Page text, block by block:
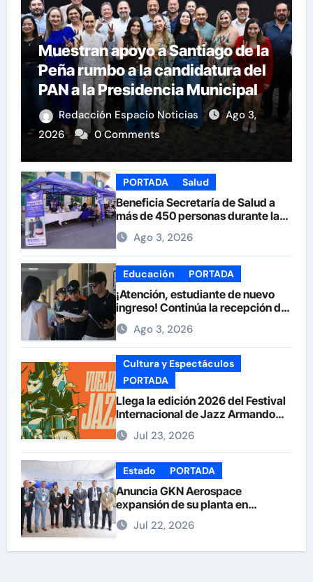
Muestran apoyo a Santiago de la
Peña rumbo a la candidatura del
PAN a la Presidencia Municipal
Redacción Espacio Noticias
Ago 3,
2026
0 Comments
PORTADA Salud
Beneficia Secretaría de Salud a
más de 450 personas durante la
Feria de la Salud en la Plaza de
ArmasAgo 3, 2026
Educación PORTADA
¡Atención, estudiante de nuevo
ingreso! Continúa la recepción de
documentos en la UACH.
Ago 3, 2026
Cultura y Espectáculos
PORTADA
Llega la edición 2026 del Festival
Internacional de Jazz Armando
Nuñez
Jul 23, 2026
Estado PORTADA
Anuncia GKN Aerospace
expansión de su planta en
Chihuahua
Jul 22, 2026